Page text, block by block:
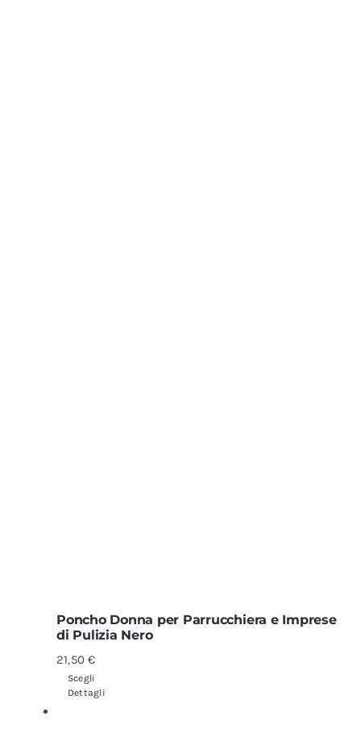
Poncho Donna per Parrucchiera e Imprese
di Pulizia Nero
21,50€
Scegli
Dettagli